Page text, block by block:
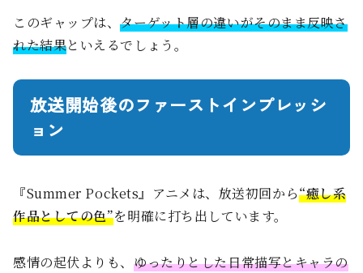
このギャップは、ターゲット層の違いがそのまま反映さ
れた結果といえるでしょう。
放送開始後のファーストインプレッシ
ョン
『Summer Pockets』アニメは、放送初回から“癒し系
作品としての色”を明確に打ち出しています。
感情の起伏よりも、ゆったりとした日常描写とキャラの